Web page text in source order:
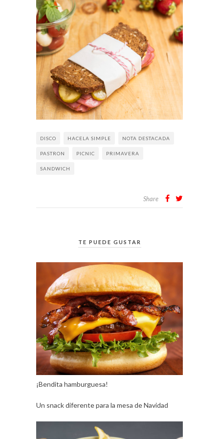
DISCO HACELA SIMPLE NOTA DESTACADA
PASTRON PICNIC PRIMAVERA
SANDWICH
Share
TE PUEDE GUSTAR
¡Bendita hamburguesa!
Un snack diferente para la mesa de Navidad